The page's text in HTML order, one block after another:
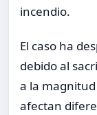
incendio.
El caso ha
debido al
a la
afectan